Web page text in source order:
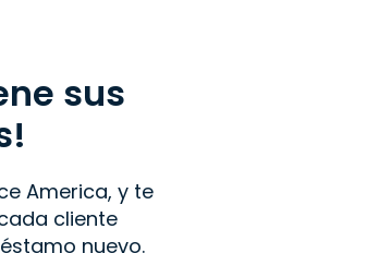
sus
America, y te
cliente
nuevo.